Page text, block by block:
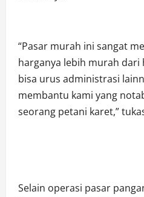
“Pasar murah ini sangat
harganya lebih murah dari
bisa urus administrasi
membantu kami yang
seorang petani karet,”
Selain operasi pasar